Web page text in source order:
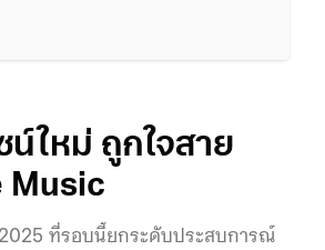
น์ใหม่ ถูกใจสาย
Music
ที่รอบนี้ยกระดับประสบการณ์